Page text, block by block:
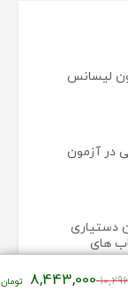
قیمت
8,443,000
لیسانس
در آزمون
دستیاری
کتاب های